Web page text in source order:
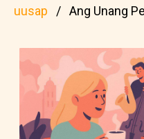
uusap
Ang Unang